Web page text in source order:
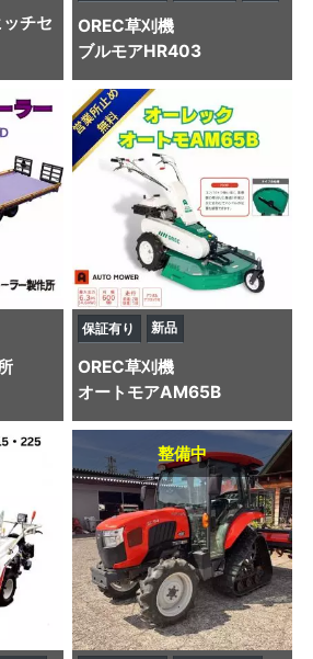
チセ
OREC草刈機
ブルモアHR403
保証有り 新品
OREC草刈機
オートモアAM65B
整備中